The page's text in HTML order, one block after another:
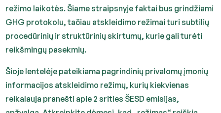
režimo laikotės. Šiame straipsnyje faktai bus grindžiami
GHG protokolu, tačiau atskleidimo režimai turi subtilių
procedūrinių ir struktūrinių skirtumų, kurie gali turėti
reikšmingų pasekmių.
Šioje lentelėje pateikiama pagrindinių privalomų įmonių
informacijos atskleidimo režimų, kurių kiekvienas
reikalauja pranešti apie 2 srities ŠESD emisijas,